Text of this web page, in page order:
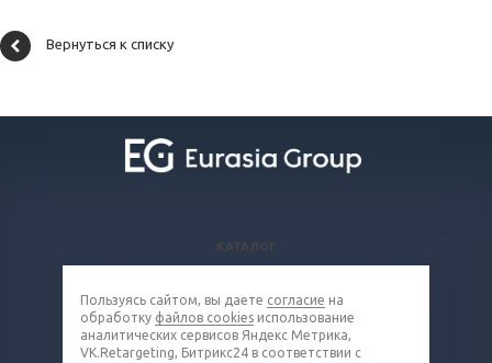
Вернуться к списку
КАТАЛОГ
КОМПАНИЯ
КОНТАКТЫ
Пользуясь сайтом, вы даете согласие на
обработку файлов cookies использование
аналитических сервисов Яндекс Метрика,
VK.Retargeting, Битрикс24 в соответствии с